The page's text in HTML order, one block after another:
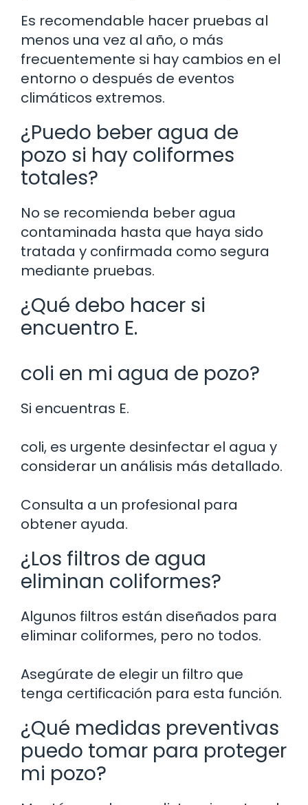
Es recomendable hacer pruebas al
menos una vez al año, o más
frecuentemente si hay cambios en el
entorno o después de eventos
climáticos extremos.
¿Puedo beber agua de
pozo si hay coliformes
totales?
No se recomienda beber agua
contaminada hasta que haya sido
tratada y confirmada como segura
mediante pruebas.
¿Qué debo hacer si
encuentro E.
coli en mi agua de pozo?
Si encuentras E.
coli, es urgente desinfectar el agua y
considerar un análisis más detallado.
Consulta a un profesional para
obtener ayuda.
¿Los filtros de agua
eliminan coliformes?
Algunos filtros están diseñados para
eliminar coliformes, pero no todos.
Asegúrate de elegir un filtro que
tenga certificación para esta función.
¿Qué medidas preventivas
puedo tomar para proteger
mi pozo?